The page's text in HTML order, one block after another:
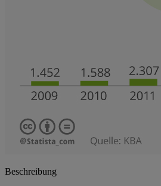
Beschreibung